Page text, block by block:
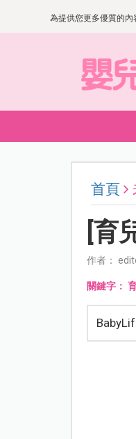
為提供您更多優質的
首頁
[育
作者：
關鍵字：